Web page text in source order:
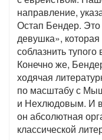
направление,
Остап Бендер. Это
девушка»,
соблазнить тупого
Конечно же,
ходячая
по масштабу с
и Нехлюдовым. И
он абсолютная
классической